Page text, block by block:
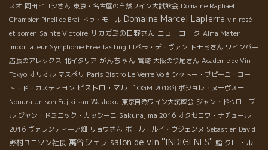
スオ 岡田ヒロシさん 東京・名古屋の自然ワイン大試飲会 Domaine Raphael
Champier Pinell de Brai ドゥ・モール Domaine Marcel Lapierre vin rosé
et somen Sainte Victoire サカガミの日野さん ニューヨーク Alma Mater
Importateur Symphonie Free Tasting ロペラ・デ・ヴァン トモミさん ワインバー
店長のアレックス 北イタリア がんちゃん 宮崎 大阪の今尾さん Academie de Vin
Tokyo オリオル マスぺリ Paris Bistro Le Verre Volé シャトー・プピーユ・コー
ト・ド・カスティヨン ビストロ・マルゴ OGM 2018年ボジョレ・ヌーヴォー
Nonura Unison Fujiki san Washoku 東京自然ワイン大試飲会 ジャン・ドゥローブ
ル ジャン・ドミニック・カッシーニ Sakurajima 2016 オクセロワ・ナチュール
2016 ヴァランティーア畑 リョウさん ポール・ルイ・ウジェンヌ Sébastien David
野村ユニソン社長 萬谷シェフ salon de vin ''INDIGENES'' 鮨 クロ・ル